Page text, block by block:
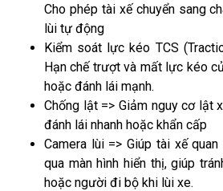
Cho phép tài xế chuyển sang
lùi tự động
Kiểm soát lực kéo TCS
Hạn chế trượt và mất lực kéo
hoặc đánh lái mạnh.
Chống lật => Giảm nguy cơ lật
đánh lái nhanh hoặc khẩn cấp
Camera lùi => Giúp tài xế
qua màn hình hiển thị, giúp
hoặc người đi bộ khi lùi xe.